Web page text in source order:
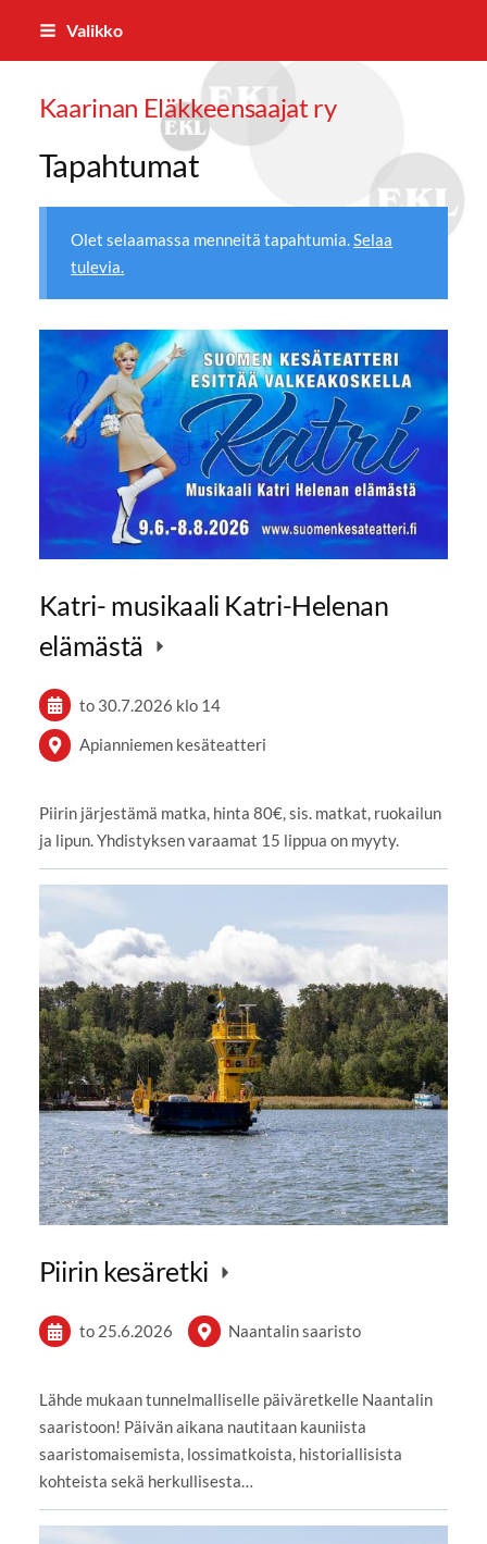
Siirry
Valikko
Kaarinan Eläkkeensaajat ry
Tapahtumat
Olet selaamassa menneitä tapahtumia.Selaa
tulevia.
Katri- musikaali Katri-Helenan
elämästä
to 30.7.2026 klo 14
Apianniemen kesäteatteri
Piirin järjestämä matka, hinta 80€, sis. matkat, ruokailun
ja lipun. Yhdistyksen varaamat 15 lippua on myyty.
Piirin kesäretki
to 25.6.2026 Naantalin saaristo
Lähde mukaan tunnelmalliselle päiväretkelle Naantalin
saaristoon! Päivän aikana nautitaan kauniista
saaristomaisemista, lossimatkoista, historiallisista
kohteista sekä herkullisesta…